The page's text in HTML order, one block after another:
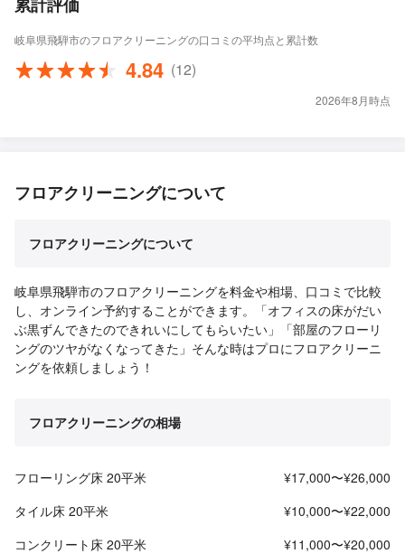
岐阜県飛騨市のフロアクリーニングの口コミの平均点と累計数
4.84 (12)
2026年8月時点
フロアクリーニングについて
フロアクリーニングについて
岐阜県飛騨市のフロアクリーニングを料金や相場、口コミで比較
し、オンライン予約することができます。「オフィスの床がだい
ぶ黒ずんできたのできれいにしてもらいたい」「部屋のフローリ
ングのツヤがなくなってきた」そんな時はプロにフロアクリーニ
ングを依頼しましょう！
フロアクリーニングの相場
フローリング床 20平米
¥17,000〜¥26,000
タイル床 20平米
¥10,000〜¥22,000
コンクリート床 20平米
¥11,000〜¥20,000